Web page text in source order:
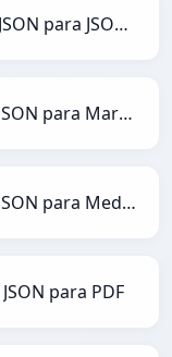
JSON para JSONLines
JSON para Markdown
JSON para MediaWiki
JSON para PDF